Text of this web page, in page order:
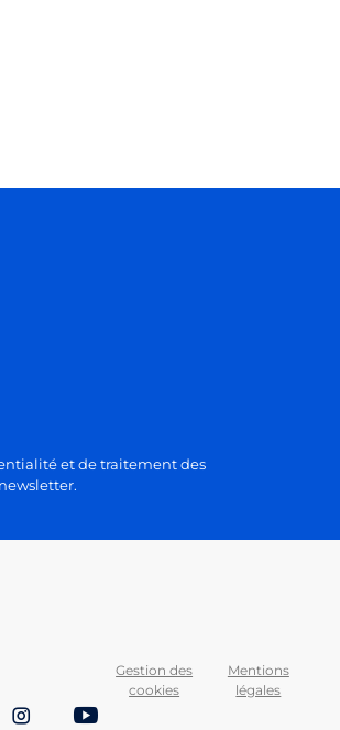
et de traitement des
Facebook
Instagram
BlueskyYouTube
Gestion des
cookies
Mentions
légales